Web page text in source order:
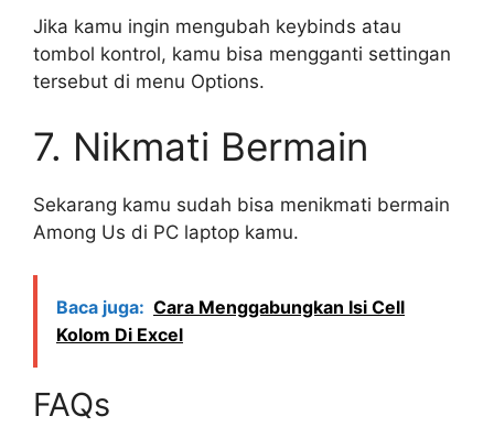
Jika kamu ingin mengubah keybinds atau
tombol kontrol, kamu bisa mengganti settingan
tersebut di menu Options.
7. Nikmati Bermain
Sekarang kamu sudah bisa menikmati bermain
Among Us di PC laptop kamu.
Baca juga: Cara Menggabungkan Isi Cell
Kolom Di Excel
FAQs